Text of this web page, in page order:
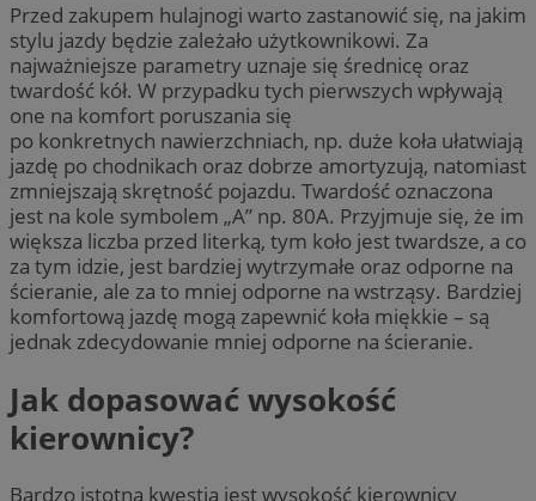
Przed zakupem hulajnogi warto zastanowić się, na jakim
stylu jazdy będzie zależało użytkownikowi. Za
najważniejsze parametry uznaje się średnicę oraz
twardość kół. W przypadku tych pierwszych wpływają
one na komfort poruszania się
po konkretnych nawierzchniach, np. duże koła ułatwiają
jazdę po chodnikach oraz dobrze amortyzują, natomiast
zmniejszają skrętność pojazdu. Twardość oznaczona
jest na kole symbolem „A” np. 80A. Przyjmuje się, że im
większa liczba przed literką, tym koło jest twardsze, a co
za tym idzie, jest bardziej wytrzymałe oraz odporne na
ścieranie, ale za to mniej odporne na wstrząsy. Bardziej
komfortową jazdę mogą zapewnić koła miękkie – są
jednak zdecydowanie mniej odporne na ścieranie.
Jak dopasować wysokość
kierownicy?
Bardzo istotną kwestią jest wysokość kierownicy